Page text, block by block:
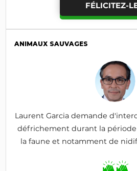
FÉLICITEZ-
ANIMAUX SAUVAGES
Laurent Garcia demande
défrichement durant la
la faune et notamment de